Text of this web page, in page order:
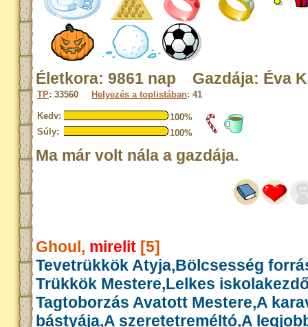
Életkora: 9861 nap Gazdája: Éva
TP: 33560 Helyezés a toplistában: 41
Kedv:
100%
Súly:
100%
Ma már volt nála a gazdája.
Ghoul, mirelit [5]
Tevetrükkök Atyja,Bölcsesség
Trükkök Mestere,Lelkes
Tagtoborzás Avatott Mestere,A
bástyája,A szeretetreméltó,A